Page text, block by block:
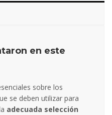
en este
sobre los
se deben utilizar para
adecuada selección